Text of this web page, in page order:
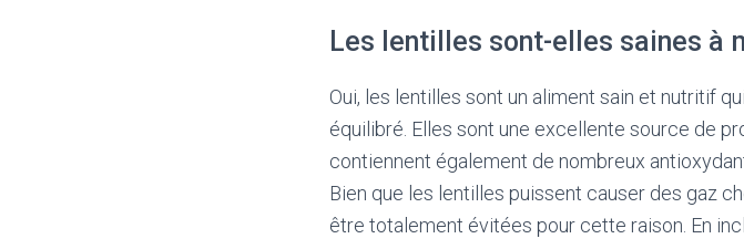
Les lentilles sont-elles saines à
Oui, les lentilles sont un aliment sain et nutritif
équilibré. Elles sont une excellente source de
contiennent également de nombreux
Bien que les lentilles puissent causer des gaz
être totalement évitées pour cette raison. En